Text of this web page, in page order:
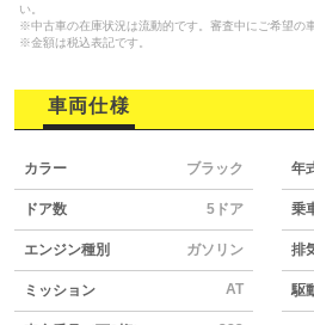
い。
※中古車の在庫状況は流動的です。審査中にご希望の
※金額は税込表記です。
車両仕様
カラー ブラック 年
ドア数 5ドア 乗
エンジン種別 ガソリン 排
ミッション AT 駆